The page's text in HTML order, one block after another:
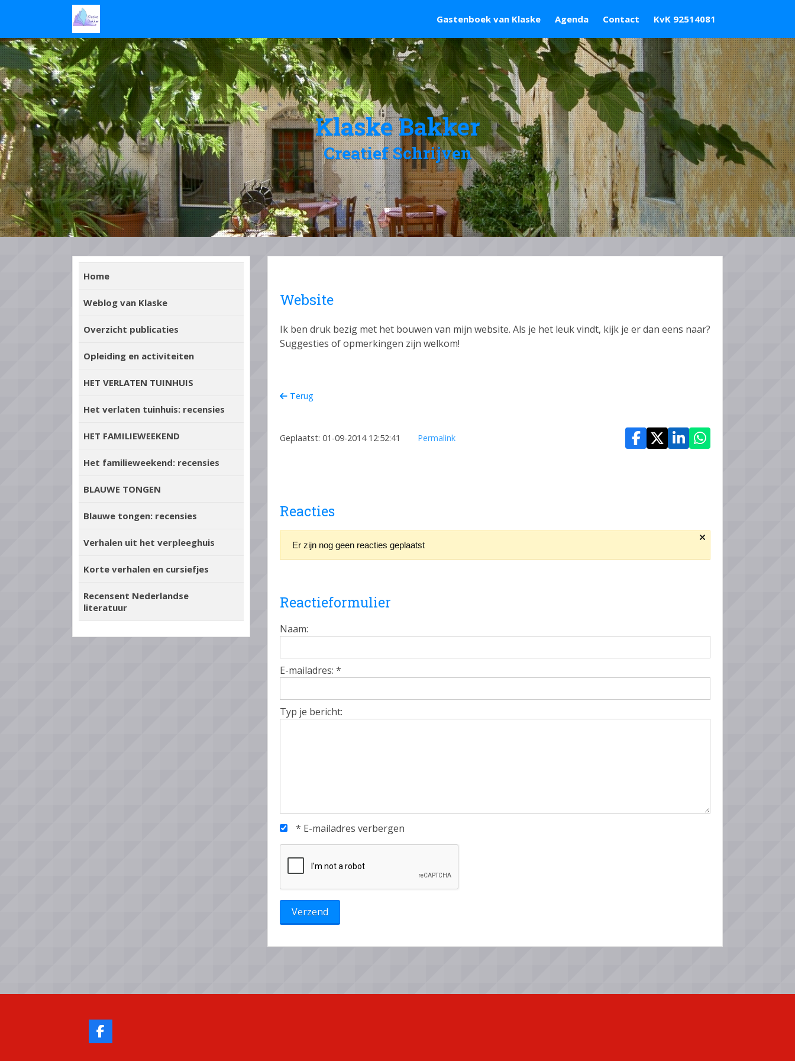
Gastenboek van Klaske Agenda Contact KvK 92514081
Klaske Bakker
Creatief Schrijven
Website
Ik ben druk bezig met het bouwen van mijn website. Als je het leuk vindt, kijk je er dan eens naar?
Suggesties of opmerkingen zijn welkom!
Terug
Geplaatst: 01-09-2014 12:52:41 Permalink
Reacties
Er zijn nog geen reacties geplaatst
Reactieformulier
Naam:
E-mailadres: *
Typ je bericht:
* E-mailadres verbergen
Home
Weblog van Klaske
Overzicht publicaties
Opleiding en activiteiten
HET VERLATEN TUINHUIS
Het verlaten tuinhuis: recensies
HET FAMILIEWEEKEND
Het familieweekend: recensies
BLAUWE TONGEN
Blauwe tongen: recensies
Verhalen uit het verpleeghuis
Korte verhalen en cursiefjes
Recensent Nederlandse
literatuur